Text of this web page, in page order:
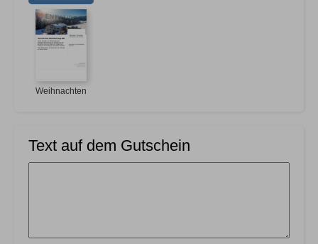
Weihnachten
Text auf dem Gutschein